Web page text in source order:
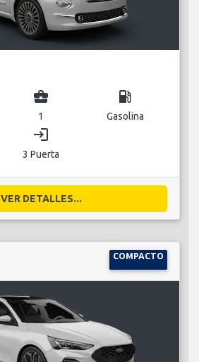
business_center
1
local_gas_station
Gasolina
login
3 Puerta
VER DETALLES...
COMPACTO